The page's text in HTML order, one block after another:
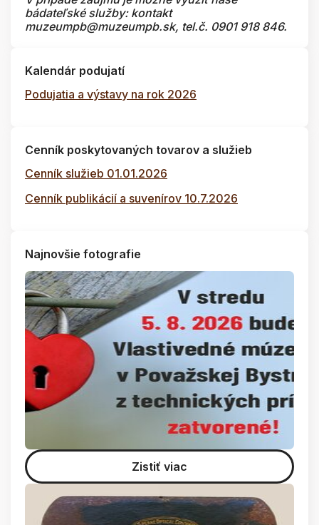
bádateľské služby: kontakt
muzeumpb@muzeumpb.sk, tel.č. 0901 918 846.
Kalendár podujatí
Podujatia a výstavy na rok 2026
Cenník poskytovaných tovarov a služieb
Cenník služieb 01.01.2026
Cenník publikácií a suvenírov 10.7.2026
Najnovšie fotografie
Zistiť viac